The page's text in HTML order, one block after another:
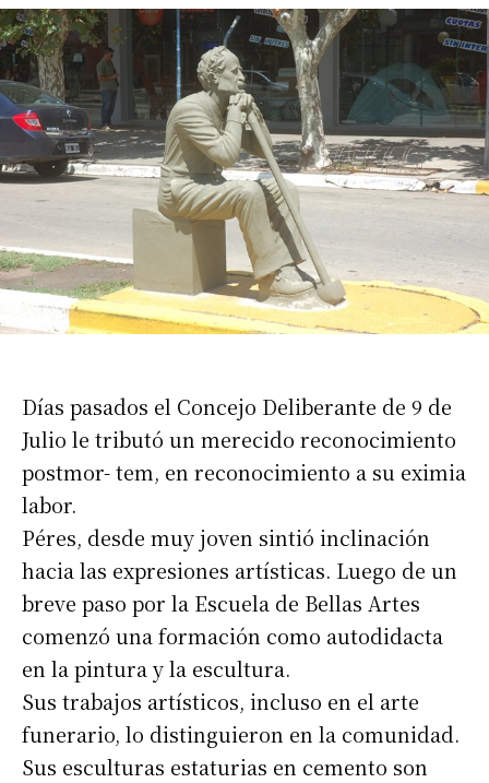
Días pasados el Concejo Deliberante de 9 de
Julio le tributó un merecido reconocimiento
postmor- tem, en reconocimiento a su eximia
labor.
Péres, desde muy joven sintió inclinación
hacia las expresiones artísticas. Luego de un
breve paso por la Escuela de Bellas Artes
comenzó una formación como autodidacta
en la pintura y la escultura.
Sus trabajos artísticos, incluso en el arte
funerario, lo distinguieron en la comunidad.
Sus esculturas estaturias en cemento son